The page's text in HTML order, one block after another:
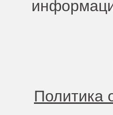
Политика